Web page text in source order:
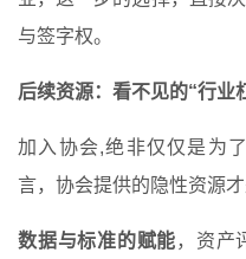
与签字权。
后续资源：看不见的“行业
加入协会,绝非仅仅是为
言，协会提供的隐性资源
数据与标准的赋能，资产